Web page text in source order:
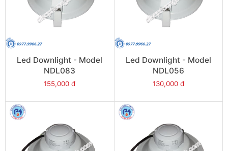
Led Downlight - Model
NDL083
155,000 đ
Led Downlight - Model
NDL056
130,000 đ